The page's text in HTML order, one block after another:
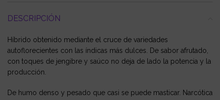
DESCRIPCIÓN
Híbrido obtenido mediante el cruce de variedades
autoflorecientes con las índicas más dulces. De sabor afrutado,
con toques de jengibre y saúco no deja de lado la potencia y la
producción.
De humo denso y pesado que casi se puede masticar. Narcótica